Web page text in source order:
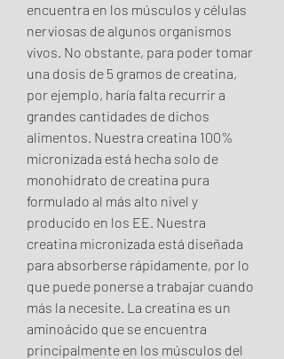
encuentra en los músculos y células
nerviosas de algunos organismos
vivos. No obstante, para poder tomar
una dosis de 5 gramos de creatina,
por ejemplo, haría falta recurrir a
grandes cantidades de dichos
alimentos. Nuestra creatina 100%
micronizada está hecha solo de
monohidrato de creatina pura
formulado al más alto nivel y
producido en los EE. Nuestra
creatina micronizada está diseñada
para absorberse rápidamente, por lo
que puede ponerse a trabajar cuando
más la necesite. La creatina es un
aminoácido que se encuentra
principalmente en los músculos del